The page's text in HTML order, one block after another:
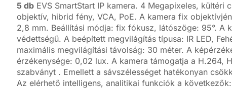
5 db EVS SmartStart IP kamera. 4 Megapixeles, kültéri
objektív, hibrid fény, VCA, PoE. A kamera fix
2,8 mm. Beállítási módja: fix fókusz, látószöge: 95°. A
védettségű. A beépített megvilágítás típusa: IR LED,
maximális megvilágítási távolság: 30 méter. A
érzékenysége: 0,02 lux. A kamera támogatja a H.264,
szabványt . Emellett a sávszélességet hatékonyan
Az elérhető intelligens, analitikai funkciók a